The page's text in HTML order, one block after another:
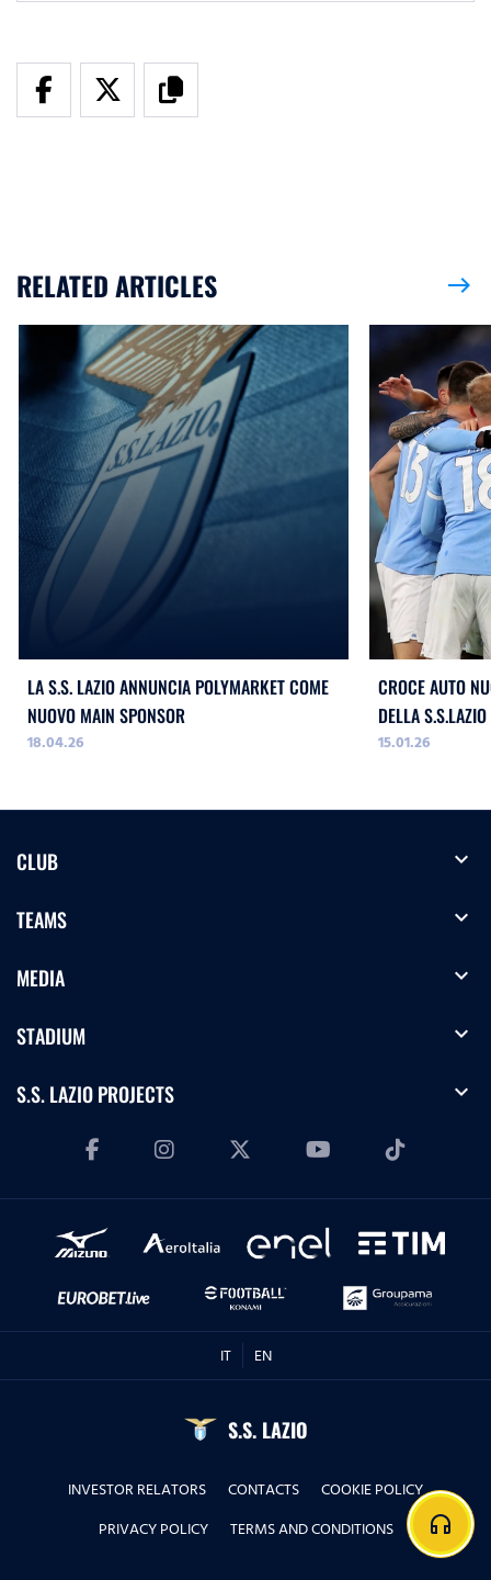
RELATED ARTICLES east
LA S.S. LAZIO ANNUNCIA POLYMARKET COME
NUOVO MAIN SPONSOR
18.04.26
CROCE AUTO
DELLA S.S.LAZIO
15.01.26
CLUB expand_more
TEAMS expand_more
MEDIA expand_more
STADIUM expand_more
S.S. LAZIO PROJECTS expand_more
IT EN
S.S. LAZIO
INVESTOR RELATORS CONTACTS
COOKIE POLICY
PRIVACY POLICY
TERMS AND CONDITIONS headphones